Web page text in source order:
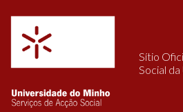
Sítio
Social